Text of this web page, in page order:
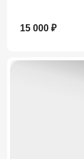
15 000 ₽